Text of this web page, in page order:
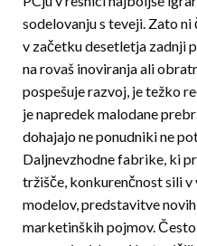
sodelovanju s teveji. Zato ni
v začetku desetletja zadnji
na rovaš inoviranja ali
pospešuje razvoj, je težko
je napredek malodane
dohajajo ne ponudniki ne
Daljnevzhodne fabrike, ki
tržišče, konkurenčnost sili
modelov, predstavitve
marketinških pojmov.